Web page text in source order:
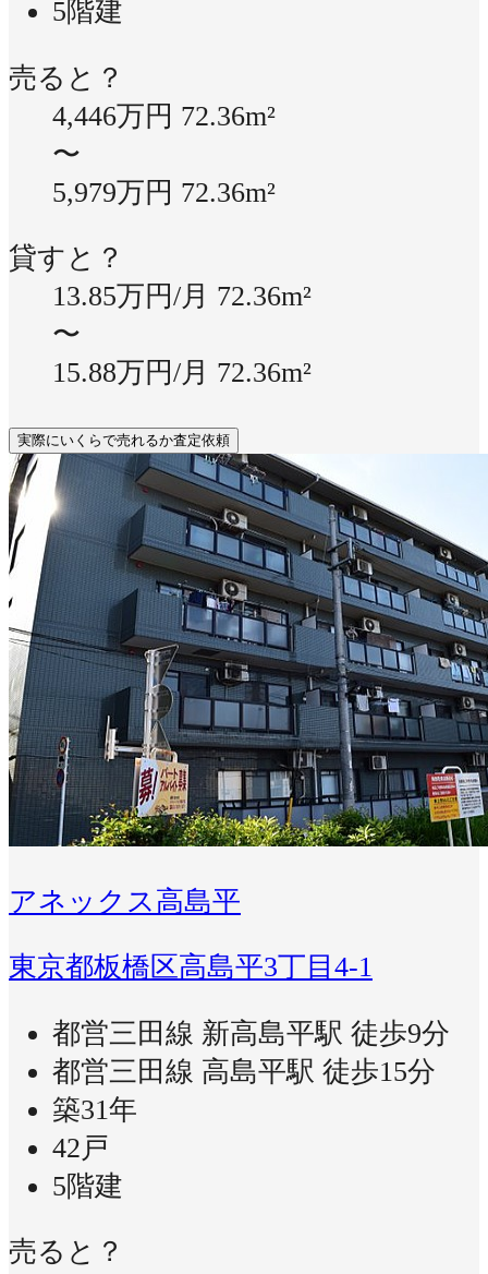
5階建
売ると？
4,446万円 72.36m²
〜
5,979万円 72.36m²
貸すと？
13.85万円/月 72.36m²
〜
15.88万円/月 72.36m²
実際にいくらで売れるか査定依頼
アネックス高島平
東京都板橋区高島平3丁目4-1
都営三田線 新高島平駅 徒歩9分
都営三田線 高島平駅 徒歩15分
築31年
42戸
5階建
売ると？